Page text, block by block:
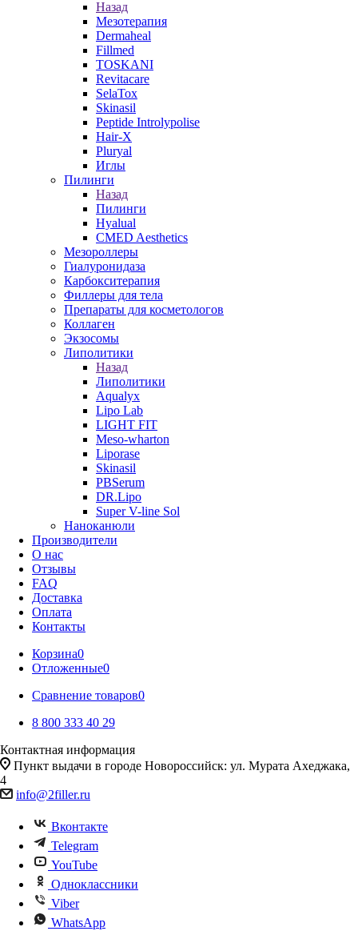
Назад
Мезотерапия
Dermaheal
Fillmed
TOSKANI
Revitacare
SelaTox
Skinasil
Peptide Introlypolise
Hair-X
Pluryal
Иглы
Пилинги
Назад
Пилинги
Hyalual
CMED Aesthetics
Мезороллеры
Гиалуронидаза
Карбокситерапия
Филлеры для тела
Препараты для косметологов
Коллаген
Экзосомы
Липолитики
Назад
Липолитики
Aqualyx
Lipo Lab
LIGHT FIT
Meso-wharton
Liporase
Skinasil
PBSerum
DR.Lipo
Super V-line Sol
Наноканюли
Производители
О нас
Отзывы
FAQ
Доставка
Оплата
Контакты
Корзина0
Отложенные0
Сравнение товаров0
8 800 333 40 29
Контактная информация
Пункт выдачи в городе Новороссийск: ул. Мурата Ахеджака,
4
info@2filler.ru
Вконтакте
Telegram
YouTube
Одноклассники
Viber
WhatsApp